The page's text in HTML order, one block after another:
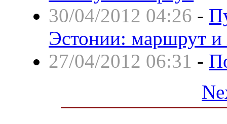
30/04/2012 04:26 -
Эстонии: маршрут
27/04/2012 06:31 -